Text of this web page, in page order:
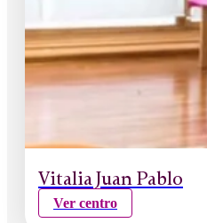
Vitalia Juan Pablo
Ver centro